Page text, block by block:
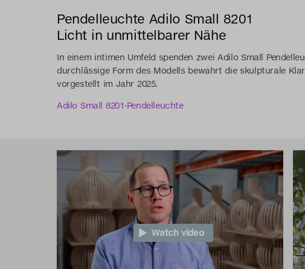
Pendelleuchte Adilo Small 8201
Licht in unmittelbarer Nähe
In einem intimen Umfeld spenden zwei Adilo Small
durchlässige Form des Modells bewahrt die skulpturale
vorgestellt im Jahr 2025.
Adilo Small 8201-Pendelleuchte
Watch video